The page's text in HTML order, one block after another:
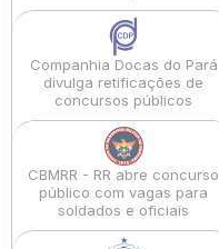
Companhia Docas do Pará
divulga retificações de
concursos públicos
CBMRR - RR abre concurso
público com vagas para
soldados e oficiais